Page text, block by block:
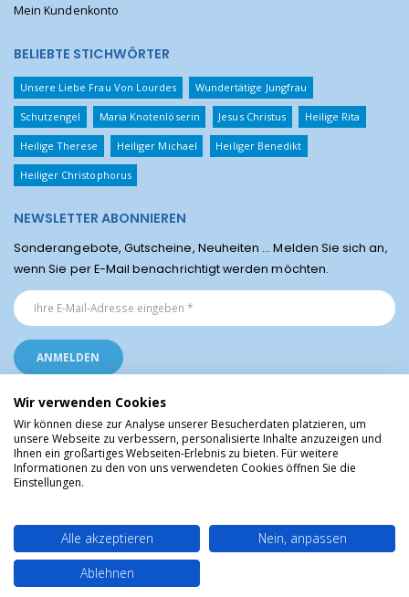
Mein Kundenkonto
BELIEBTE STICHWÖRTER
Unsere Liebe Frau Von Lourdes Wundertätige Jungfrau
Schutzengel Maria Knotenlöserin Jesus Christus Heilige Rita
Heilige Therese Heiliger Michael Heiliger Benedikt
Heiliger Christophorus
NEWSLETTER ABONNIEREN
Sonderangebote, Gutscheine, Neuheiten ... Melden Sie sich an,
wenn Sie per E-Mail benachrichtigt werden möchten.
Religiöse Artikel aus Lourdes © Christliche Geschenke und Devotionalien aus
dem Heiligtum von Lourdes, Frankreich
Wir verwenden Cookies
Wir können diese zur Analyse unserer Besucherdaten platzieren, um
unsere Webseite zu verbessern, personalisierte Inhalte anzuzeigen und
Ihnen ein großartiges Webseiten-Erlebnis zu bieten. Für weitere
Informationen zu den von uns verwendeten Cookies öffnen Sie die
Einstellungen.
Alle akzeptieren
Nein, anpassen
Ablehnen